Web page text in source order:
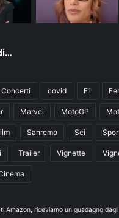
Concerti covid F1
Marvel MotoGP
Sanremo Sci
Trailer Vignette
Amazon, riceviamo un guadagno